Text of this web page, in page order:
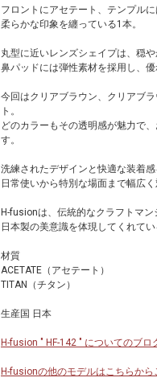
フロントにアセテート、テンプル
柔らかな印象を纏っている1本。
丸型に近いレンズシェイプは、穏や
鼻パッドには弾性素材を採用し、
今回はクリアブラウン、クリアブ
ト。
どのカラーもその透明感が魅力で
す。
洗練されたデザインと快適な装着感
日常使いから特別な場面まで幅広く
H-fusionは、伝統的なクラフトマン
日本製の美意識を体現してくれて
材質
ACETATE（アセテート）
TITAN（チタン）
生産国 日本
H-fusion " HF-142 " についてのブロ
H-fusionの他のモデルはこちらから